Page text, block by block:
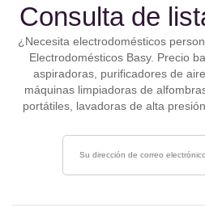
Consulta de
¿Necesita electrodomésticos
Electrodomésticos Basy. Precio
aspiradoras, purificadores de
máquinas limpiadoras de
portátiles, lavadoras de alta